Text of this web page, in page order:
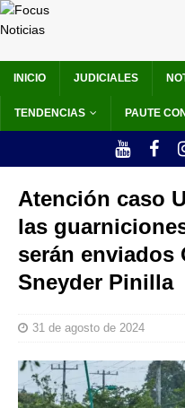
INICIO JUDICIALES
TENDENCIAS PAUTE
Atención caso
las
serán enviados
Sneyder Pinilla
31 de agosto de 2024